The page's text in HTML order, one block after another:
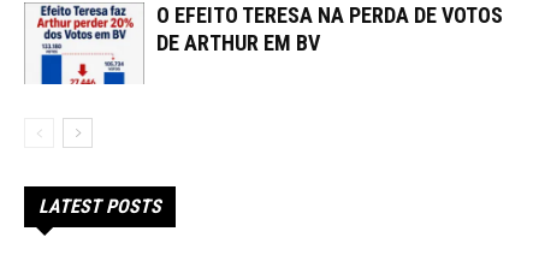
O EFEITO TERESA NA PERDA DE VOTOS
DE ARTHUR EM BV
LATEST POSTS